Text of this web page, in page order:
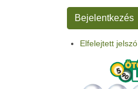
Elfelejtett jelszó